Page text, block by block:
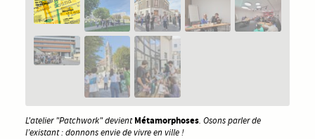
L'atelier "Patchwork" devientMétamorphoses. Osons parler de
l’existant : donnons envie de vivre en ville !